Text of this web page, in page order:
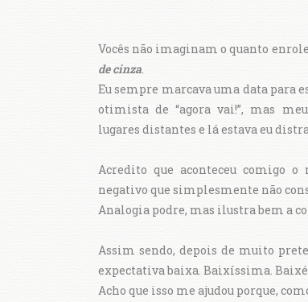
Vocês não imaginam o quanto
de cinza.
Eu sempre marcava uma data para
otimista de “agora vai!”, mas
lugares distantes e lá estava eu
Acredito que aconteceu comigo
negativo que simplesmente não
Analogia podre, mas ilustra bem a
Assim sendo, depois de muito
expectativa baixa. Baixíssima.
Acho que isso me ajudou porque,